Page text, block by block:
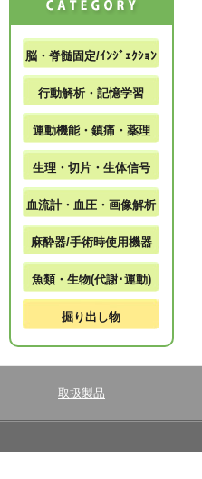
脳・脊髄固定/ｲﾝｼﾞｪｸｼｮﾝ
行動解析・記憶学習
運動機能・鎮痛・薬理
生理・切片・生体信号
血流計・血圧・画像解析
麻酔器/手術時使用機器
魚類・生物(代謝･運動)
掘り出し物
取扱製品